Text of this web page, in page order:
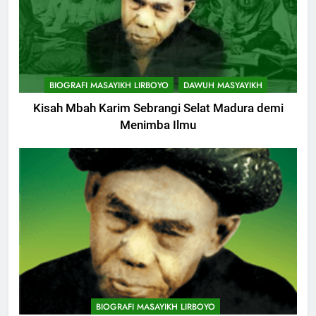
Istri
KHUTBAH
11
Khutbah: Keistimewaan Hari
Jumat
KHUTBAH
12
Khutbah Jumat: Memetik
Ranumnya Buah Ketakwaan
KHUTBAH
Khutbah Jum’at: Lisanmu,
Keselamatanmu
KHUTBAH
BIOGRAFI MASAYIKH LIRBOYO DAWUH MASYAYIKH
Kisah Mbah Karim Sebrangi Selat Madura demi
Menimba Ilmu
BIOGRAFI MASAYIKH LIRBOYO
Himasal Semen Sumbang